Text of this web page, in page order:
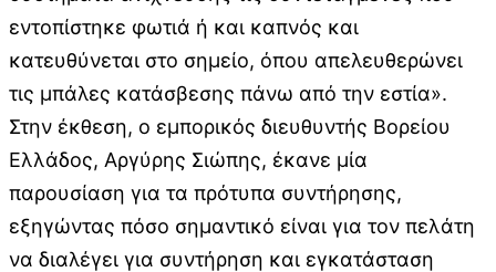
εντοπίστηκε φωτιά ή και καπνός και
κατευθύνεται στο σημείο, όπου απελευθερώνει
τις μπάλες κατάσβεσης πάνω από την εστία».
Στην έκθεση, ο εμπορικός διευθυντής Βορείου
Ελλάδος, Αργύρης Σιώπης, έκανε μία
παρουσίαση για τα πρότυπα συντήρησης,
εξηγώντας πόσο σημαντικό είναι για τον πελάτη
να διαλέγει για συντήρηση και εγκατάσταση